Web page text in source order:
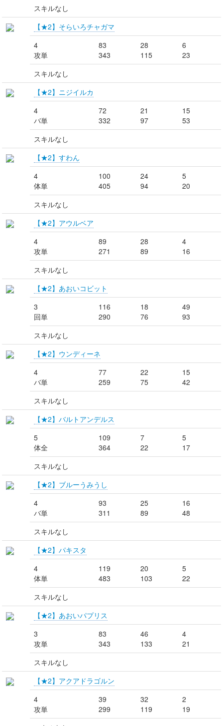
スキルなし
【★2】そらいろチャガマ
4
攻単
83
343
28
115
6
23
スキルなし
【★2】ニジイルカ
4
バ単
72
332
21
97
15
53
スキルなし
【★2】すわん
4
体単
100
405
24
94
5
20
スキルなし
【★2】アウルベア
4
攻単
89
271
28
89
4
16
スキルなし
【★2】あおいコビット
3
回単
116
290
18
76
49
93
スキルなし
【★2】ウンディーネ
4
バ単
77
259
22
75
15
42
スキルなし
【★2】バルトアンデルス
5
体全
109
364
7
22
5
17
スキルなし
【★2】ブルーうみうし
4
バ単
93
311
25
89
16
48
スキルなし
【★2】パキスタ
4
体単
119
483
20
103
5
22
スキルなし
【★2】あおいパプリス
3
攻単
83
343
46
133
4
21
スキルなし
【★2】アクアドラゴルン
4
攻単
39
299
32
119
2
19